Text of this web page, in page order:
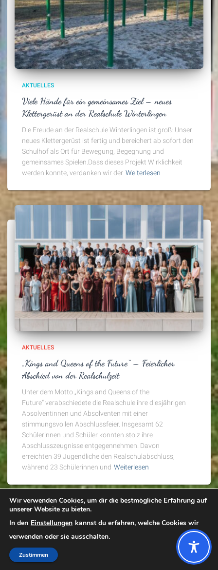
AKTUELLES
Viele Hände für ein gemeinsames Ziel – neues
Klettergerüst an der Realschule Winterlingen
Die Freude an der Realschule Winterlingen ist groß: Unser
neues Klettergerüst ist fertig und bereichert ab sofort den
Schulhof als Ort für Bewegung, Begegnung und
gemeinsames Spielen.Dass dieses Projekt Wirklichkeit
werden konnte, verdanken wir der Weiterlesen
AKTUELLES
„Kings and Queens of the Future“ – Feierlicher
Abschied von der Realschulzeit
Unter dem Motto „Kings and Queens of the
Future“ verabschiedete die Realschule ihre diesjährigen
Absolventinnen und Absolventen mit einer
stimmungsvollen Abschlussfeier. Insgesamt 62
Schülerinnen und Schüler konnten stolz ihre
Abschlusszeugnisse entgegennehmen. Davon
erreichten 39 Jugendliche den Realschulabschluss,
während 23 Schülerinnen und Weiterlesen
STARTSEITE DATENSCHUTZ IMPRESSUM KONTAKT
Wir verwenden Cookies, um dir die bestmögliche Erfahrung auf
unserer Website zu bieten.
In den Einstellungen kannst du erfahren, welche Cookies wir
verwenden oder sie ausschalten.
Zustimmen